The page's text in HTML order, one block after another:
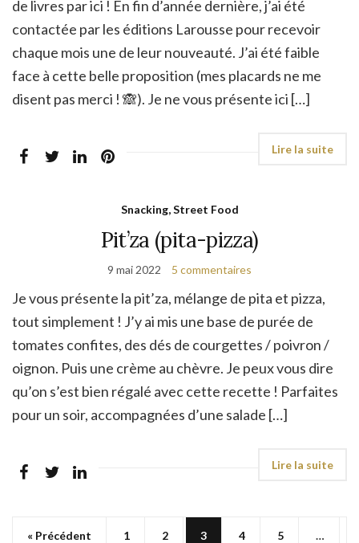
de livres par ici ! En fin d’année dernière, j’ai été
contactée par les éditions Larousse pour recevoir
chaque mois une de leur nouveauté. J’ai été faible
face à cette belle proposition (mes placards ne me
disent pas merci ! 🙈). Je ne vous présente ici […]
Snacking, Street Food
Pit’za (pita-pizza)
9 mai 2022 5 commentaires
Je vous présente la pit’za, mélange de pita et pizza,
tout simplement ! J’y ai mis une base de purée de
tomates confites, des dés de courgettes / poivron /
oignon. Puis une crème au chèvre. Je peux vous dire
qu’on s’est bien régalé avec cette recette ! Parfaites
pour un soir, accompagnées d’une salade […]
« Précédent 1 2 3 4 5 …